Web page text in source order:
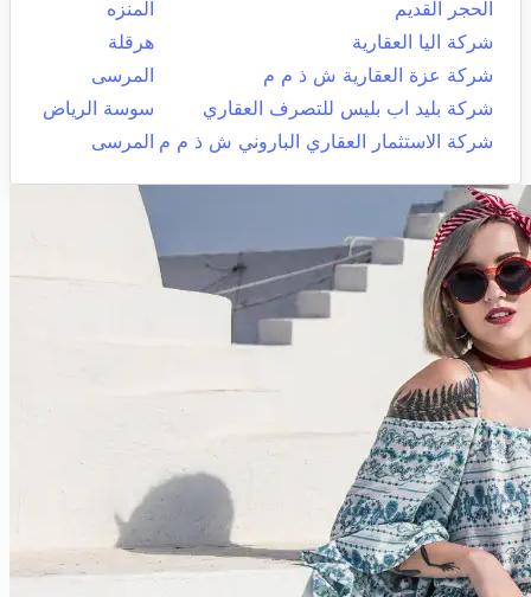
الحجر القديم
المنزه
شركة اليا العقارية
هرقلة
شركة عزة العقارية ش ذ م م
المرسى
شركة بليد اب بليس للتصرف العقاري
سوسة الرياض
شركة الاستثمار العقاري الباروني ش ذ م م المرسى